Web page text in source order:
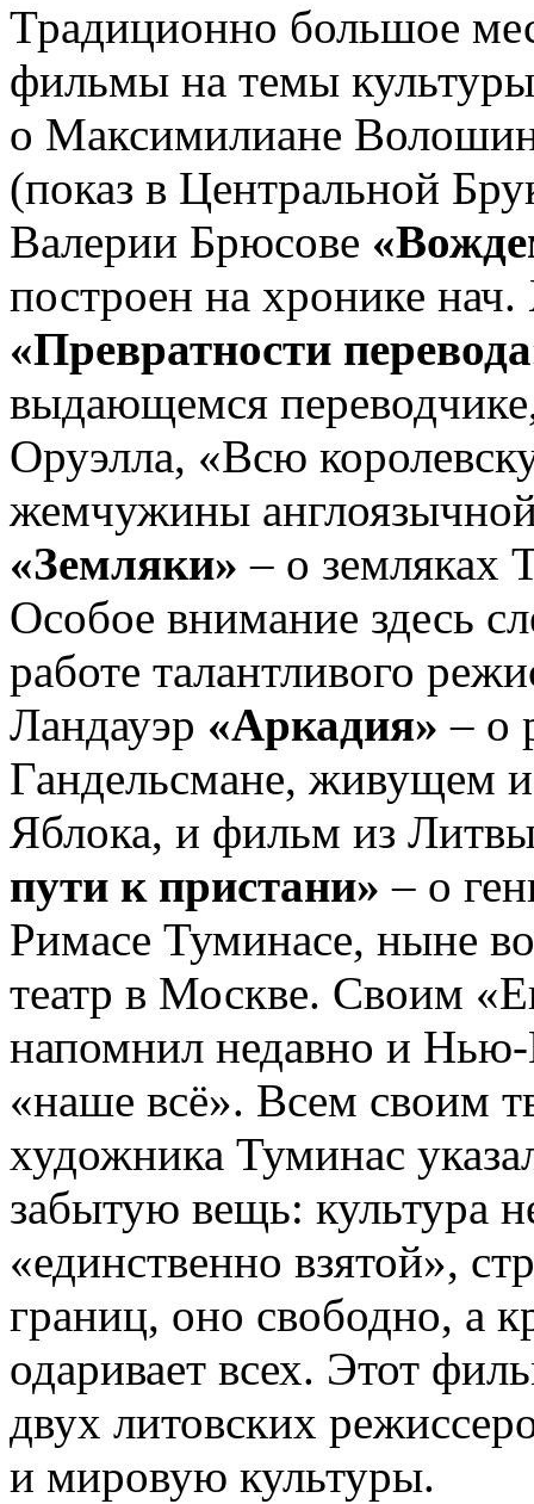
Традиционно большое
фильмы на темы
о Максимилиане
(показ в Центральной
Валерии Брюсове
построен на хронике
«Превратности
выдающемся
Оруэлла, «Всю
жемчужины
«Земляки» – о земляках
Особое внимание здесь
работе талантливого
Ландауэр «Аркадия» – о
Гандельсмане, живущем
Яблока, и фильм из
пути к пристани» – о
Римасе Туминасе, ныне
театр в Москве. Своим
напомнил недавно и
«наше всё». Всем своим
художника Туминас
забытую вещь: культура
«единственно взятой»,
границ, оно свободно, а
одаривает всех. Этот
двух литовских
и мировую культуры.